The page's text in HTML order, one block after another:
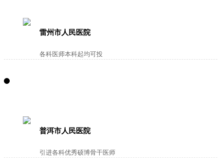
雷州市人民医院
各科医师本科起均可投
普洱市人民医院
引进各科优秀硕博骨干医师